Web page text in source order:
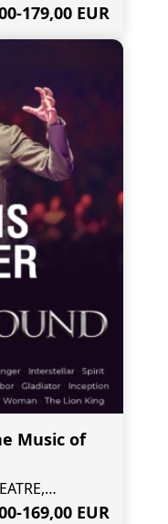
179,00 EUR
Music of
4
169,00 EUR